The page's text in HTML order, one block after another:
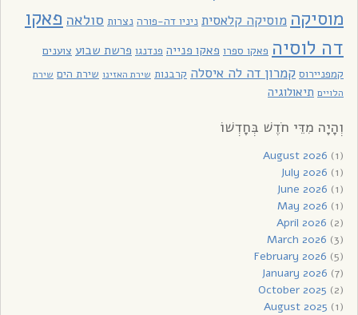
מוסיקה מוסיקה קלאסית ניניו דה-פורה נצרות סולאה פאקו
דה לוסיה פאקו ספרו פאקו פנייה פנדנגו פרשת שבוע צוענים
קמפניירוס קמרון דה לה איסלה קרבנות שירת האזינו שירת הים שירת
הלויים תיאולוגיה
וְהָיָה מִדֵּי חֹדֶשׁ בְּחָדְשׁוֹ
August 2026 (1)
July 2026 (1)
June 2026 (1)
May 2026 (1)
April 2026 (2)
March 2026 (3)
February 2026 (5)
January 2026 (7)
October 2025 (2)
August 2025 (1)